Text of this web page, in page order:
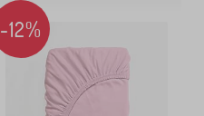
-12%